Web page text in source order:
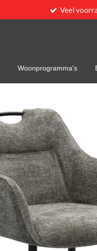
Veel
Woonprogramma's